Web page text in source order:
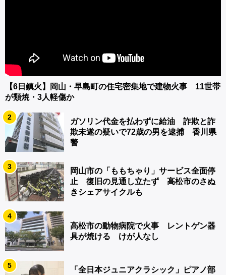
【6日鎮火】岡山・早島町の住宅密集地で建物火事 11世帯
が類焼・3人軽傷か
2
ガソリン代金を払わずに給油 詐欺と詐
欺未遂の疑いで72歳の男を逮捕 香川県
警
3
岡山市の「ももちゃり」サービス全面停
止 復旧の見通し立たず 高松市のさぬ
きシェアサイクルも
4
高松市の動物病院で火事 レントゲン器
具が焼ける けが人なし
5
「全日本ジュニアクラシック」ピアノ部